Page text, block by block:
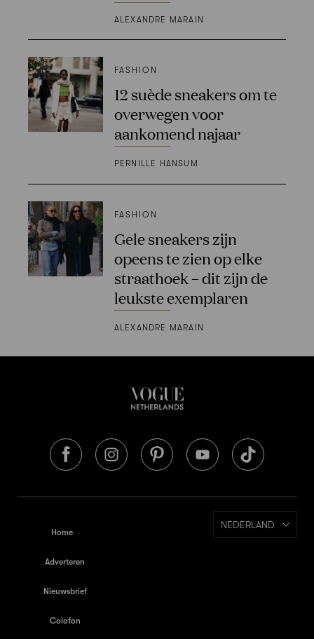
ALEXANDRE MARAIN
FASHION
12 suède sneakers om te
overwegen voor
aankomend najaar
PERNILLE HANSUM
FASHION
Gele sneakers zijn
opeens te zien op elke
straathoek – dit zijn de
leukste exemplaren
ALEXANDRE MARAIN
Home
Adverteren
Nieuwsbrief
Colofon
NEDERLAND